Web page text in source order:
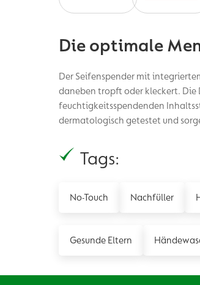
Die optimale
Der Seifenspender mit
daneben tropft oder kleckert.
feuchtigkeitsspendenden
dermatologisch getestet und
Tags:
No-Touch Nachfüller
Gesunde Eltern